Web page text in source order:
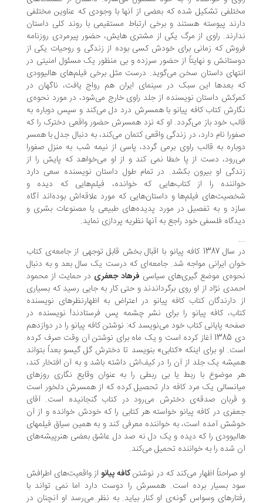
تشکیل شده که بعضی از آنها با وجودی که عناوین مختلفی
پیوسته هستند و برخی ارتباط مستقیمی با روند کلی داستان
راوی از مرگ یکی از مشتری هایش، حضور پیرمردی روزنامه
که زمانی برای خودش کسی بوده از زندگی و روحیات یکی از
و نهایتاً از حضور سرزده و بی منظور یک مسئول امنیتی در
داستان سخن می‌گوید. درست مثل برخی فیلم‌های هالیوودی
بعدها این سبک در سینمای ایران هم رواج یافت، ناگهان در
داستان نویسنده از جلد راوی خارج می‌شود، در مورد نحوه‌ی
کتاب کافه پیانو با همسرش درد دل می‌کند و سپس دوباره به
خود باز می‌گردد. او که نزد همسرش حضور واقعی دخترک را که
نام دارد، در زندگی واقعی کتمان می‌کند، به دنبال جدل با همسر
به قالب راوی برمی گردد، پاسی از نیمه شب به منزل صفورا
دست از پا خطا نمی کند و از او می‌خواهد که پایش را از
او بیرون بکشد. در تمام طول داستان نویسنده سعی دارد
را از کتاب‌هایی که خوانده، فیلم‌هایی که دیده و
فیلم‌ها و داستان‌هایی که مورد علاقه‌اش بوده‌اند آگاه
و به تفصیل در مورد پدیده‌های طبیعی یا مصنوعات بشری و
فلسفی خود راجع به آنها نظریه پردازی نماید.
در سال 1387 کافه پیانو با اقبال بخش قابل توجهی از جامعه‌ی کتاب
ایرانی مواجه شد. جامعه‌ای که درست یک سال بعد و به دنبال
موضع گیری‌های سیاسیفرهاد جعفریدر حمایت از محمود
نژاد از او روی برگرداندند و حتی کار به جایی رسید که بسیاری
دارندگان کتاب کافه پیانو در اعتراض به اظهارنظرهای نویسنده
کافه پیانو را برای نشر چشمه پس فرستادند! نویسنده در
پایانی کتاب خود می‌نویسد که: نوشتن کافه پیانو را در دوازدهم
دی 1385 آغاز کرده است و یک ماه برای نوشتن آن وقت صرف کرده
او برای اینکه «کتابی» بنویسد تا دخترش گل گیسو بعداً بتواند
یک جلد از آن را در کیف‌اش داشته باشد و به آن افتخار کند،
موضوع با ربط یا بی ربطی را به عنوان وقایع نگاری روزهای
یک مرد کافه دار تحصیل کرده که از همسرش دلخور است
قربان صدقه‌ی دخترش می‌رود در کتاب گنجانیده است. آقای
در کافه پیانو خواسته هر کتابی را که خودش خوانده و از آن
آمده است، به خواننده معرفی کند و به همین سیاق فیلمهای
را که دیده و یک دل نه صد دل عاشق بعضی هنرپیشه‌های
شده را به خواننده تحمیل می‌کند.
صراحتاً اظهار می‌کند که در نوشتنکافه پیانواز واقعیت‌های اطرافش
بسیار برده است. همسرش را دوست دارد اما نمی تواند با
وسواس گونه‌ی او کنار بیاید. به نظر می‌رسد او آنچنان در